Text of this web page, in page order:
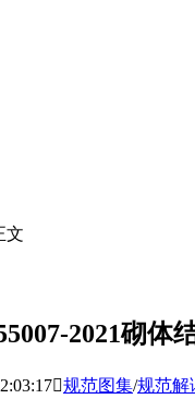
文
2021砌体
规范图集/规范解